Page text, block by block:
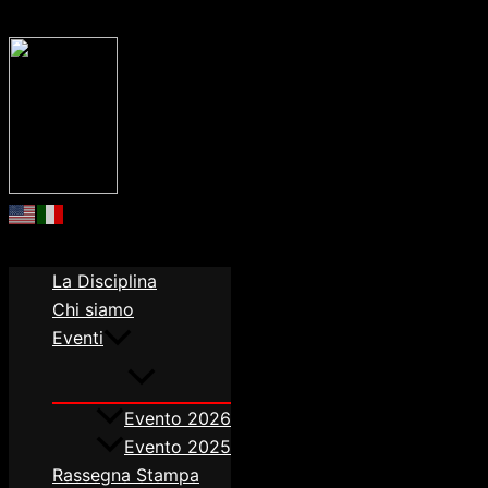
La Disciplina
Chi siamo
Eventi
Evento 2026
Evento 2025
Rassegna Stampa